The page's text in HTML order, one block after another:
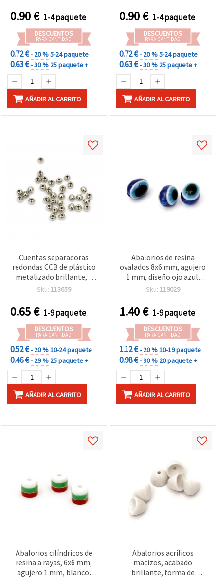
manualidades
0.90€ 1-4 paquete
DESCUENTOS
PARA CANTIDAD
0.72 €- 20 %5-24 paquete
0.63 €- 30 % 25 paquete +
AÑADIR AL CARRITO
g (~200 uds.)
0.90€ 1-4 paquete
DESCUENTOS
PARA CANTIDAD
0.72 €- 20 %5-24 paquete
0.63 €- 30 % 25 paquete +
AÑADIR AL CARRITO
Cuentas separadoras
redondas CCB de plástico
metalizado brillante, 6
mm, agujero 2 mm, tono
20 g ~195 uds, para
pulseras, collares y
bisutería
Sku: 113659
0.65€ 1-9 paquete
DESCUENTOS
PARA CANTIDAD
0.52 €- 20 %10-24 paquete
0.46 €- 29 % 25 paquete +
AÑADIR AL CARRITO
Abalorios de resina
ovalados 8x6 mm, agujero
1 mm, diseño ojo azul,
para bisutería y
unidades
Sku: 119029
1.40€ 1-9 paquete
DESCUENTOS
PARA CANTIDAD
1.12 €- 20 %10-19 paquete
0.98 €- 30 % 20 paquete +
AÑADIR AL CARRITO
Abalorios cilíndricos de
resina a rayas, 6x6 mm,
agujero 1 mm, blanco,
Abalorios acrílicos
macizos, acabado
brillante, forma de